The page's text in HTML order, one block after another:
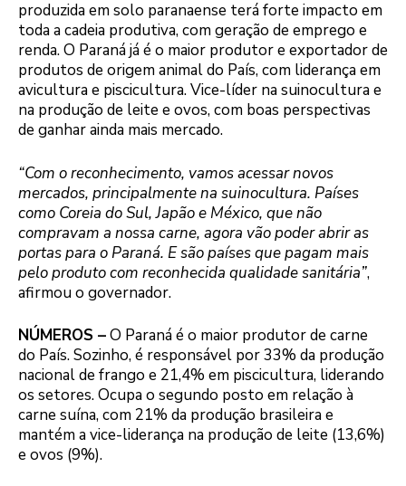
produzida em solo paranaense terá forte impacto em
toda a cadeia produtiva, com geração de emprego e
renda. O Paraná já é o maior produtor e exportador de
produtos de origem animal do País, com liderança em
avicultura e piscicultura. Vice-líder na suinocultura e
na produção de leite e ovos, com boas perspectivas
de ganhar ainda mais mercado.
“Com o reconhecimento, vamos acessar novos
mercados, principalmente na suinocultura. Países
como Coreia do Sul, Japão e México, que não
compravam a nossa carne, agora vão poder abrir as
portas para o Paraná. E são países que pagam mais
pelo produto com reconhecida qualidade sanitária”,
afirmou o governador.
NÚMEROS –O Paraná é o maior produtor de carne
do País. Sozinho, é responsável por 33% da produção
nacional de frango e 21,4% em piscicultura, liderando
os setores. Ocupa o segundo posto em relação à
carne suína, com 21% da produção brasileira e
mantém a vice-liderança na produção de leite (13,6%)
e ovos (9%).